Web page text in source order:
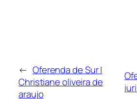
← Oferenda de Sur |
Christiane oliveira de
araujo